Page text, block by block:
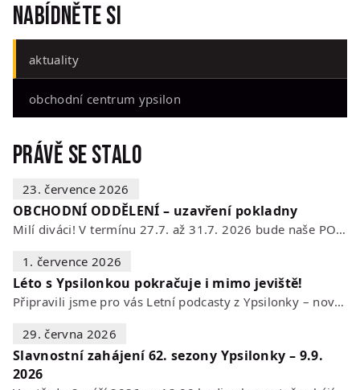
Nabídněte si
aktuality
obchodní centrum ypsilon
Právě se stalo
23. července 2026
OBCHODNÍ ODDĚLENÍ – uzavření pokladny
Milí diváci! V termínu 27.7. až 31.7. 2026 bude naše POKLADNA z technických…
1. července 2026
Léto s Ypsilonkou pokračuje i mimo jeviště!
Připravili jsme pro vás Letní podcasty z Ypsilonky – novou sérii rozhovorů s…
29. června 2026
Slavnostní zahájení 62. sezony Ypsilonky – 9.9.
2026